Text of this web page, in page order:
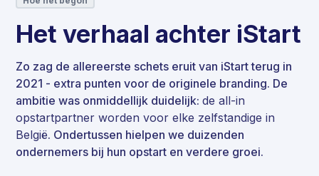
Het verhaal achter iStart
Zo zag de allereerste schets eruit van iStart terug in
2021 - extra punten voor de originele branding. De
ambitie was onmiddellijk duidelijk:de all-in
opstartpartner worden voor elke zelfstandige in
België. Ondertussen hielpen we duizenden
ondernemers bij hun opstart en verdere groei.